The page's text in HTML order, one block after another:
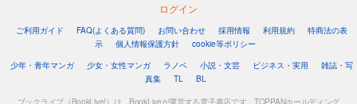
ログイン
ご利用ガイド FAQ(よくある質問) お問い合わせ 採用情報 利用規約
特商法の表
示
個人情報保護方針
cookie等ポリシー
少年・青年マンガ
少女・女性マンガ ラノベ 小説・文芸 ビジネス・実用
雑誌・写
真集
TL BL
ブックライブ（BookLive!）は、BookLiveが運営する電子書店です。TOPPANホールディング